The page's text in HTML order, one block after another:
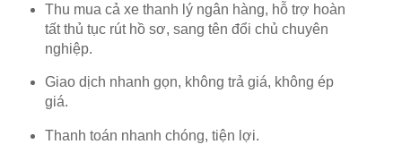
Thu mua cả xe thanh lý ngân hàng, hỗ trợ hoàn
tất thủ tục rút hồ sơ, sang tên đổi chủ chuyên
nghiệp.
Giao dịch nhanh gọn, không trả giá, không ép
giá.
Thanh toán nhanh chóng, tiện lợi.